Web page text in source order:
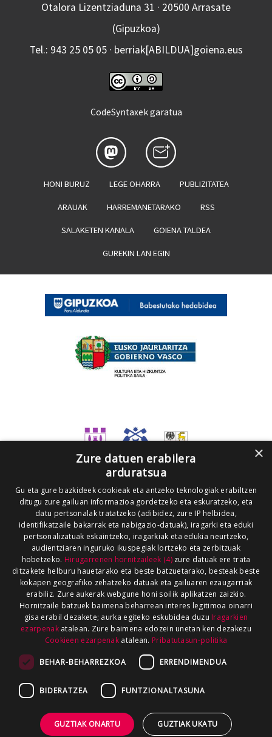
Otalora Lizentziaduna 31 · 20500 Arrasate
(Gipuzkoa)
Tel.: 943 25 05 05 · berriak[ABILDUA]goiena.eus
CodeSyntaxek garatua
HONI BURUZ LEGE OHARRA PUBLIZITATEA
ARAUAK HARREMANETARAKO RSS
SALAKETEN KANALA GOIENA TALDEA
GUREKIN LAN EGIN
×
Zure datuen erabilera
arduratsua
Gu eta gure bazkideek cookieak eta antzeko teknologiak erabiltzen
ditugu zure gailuan informazioa gordetzeko eta eskuratzeko, eta
datu pertsonalak tratatzeko (adibidez, zure IP helbidea,
identifikatzaile bakarrak eta nabigazio-datuak), iragarki eta eduki
pertsonalizatuak eskaintzeko, iragarkiak eta edukia neurtzeko,
audientziaren inguruko ikuspegiak lortzeko eta zerbitzuak
hobetzeko. Hirugarrenen hornitzaileek (4)zure datuak ere trata
ditzakete helburu hauetarako eta beste batzuetarako, besteak beste
kokapen geografiko zehatzeko datuak eta gailuaren ezaugarriak
erabiliz. Zure aukerak webgune honi soilik aplikatzen zaizkio.
Hornitzaile batzuek baimena beharrean interes legitimoa oinarri
gisa erabil dezakete; aurka egiteko eskubidea duzu Iragarkien
ezarpenakatalean. Zure baimena edozein unetan ken dezakezu
Cookieen ezarpenak atalean. Pribatutasun-politika
BEHAR-BEHARREZKOA ERRENDIMENDUA
BIDERATZEA FUNTZIONALTASUNA
GUZTIAK ONARTU GUZTIAK UKATU